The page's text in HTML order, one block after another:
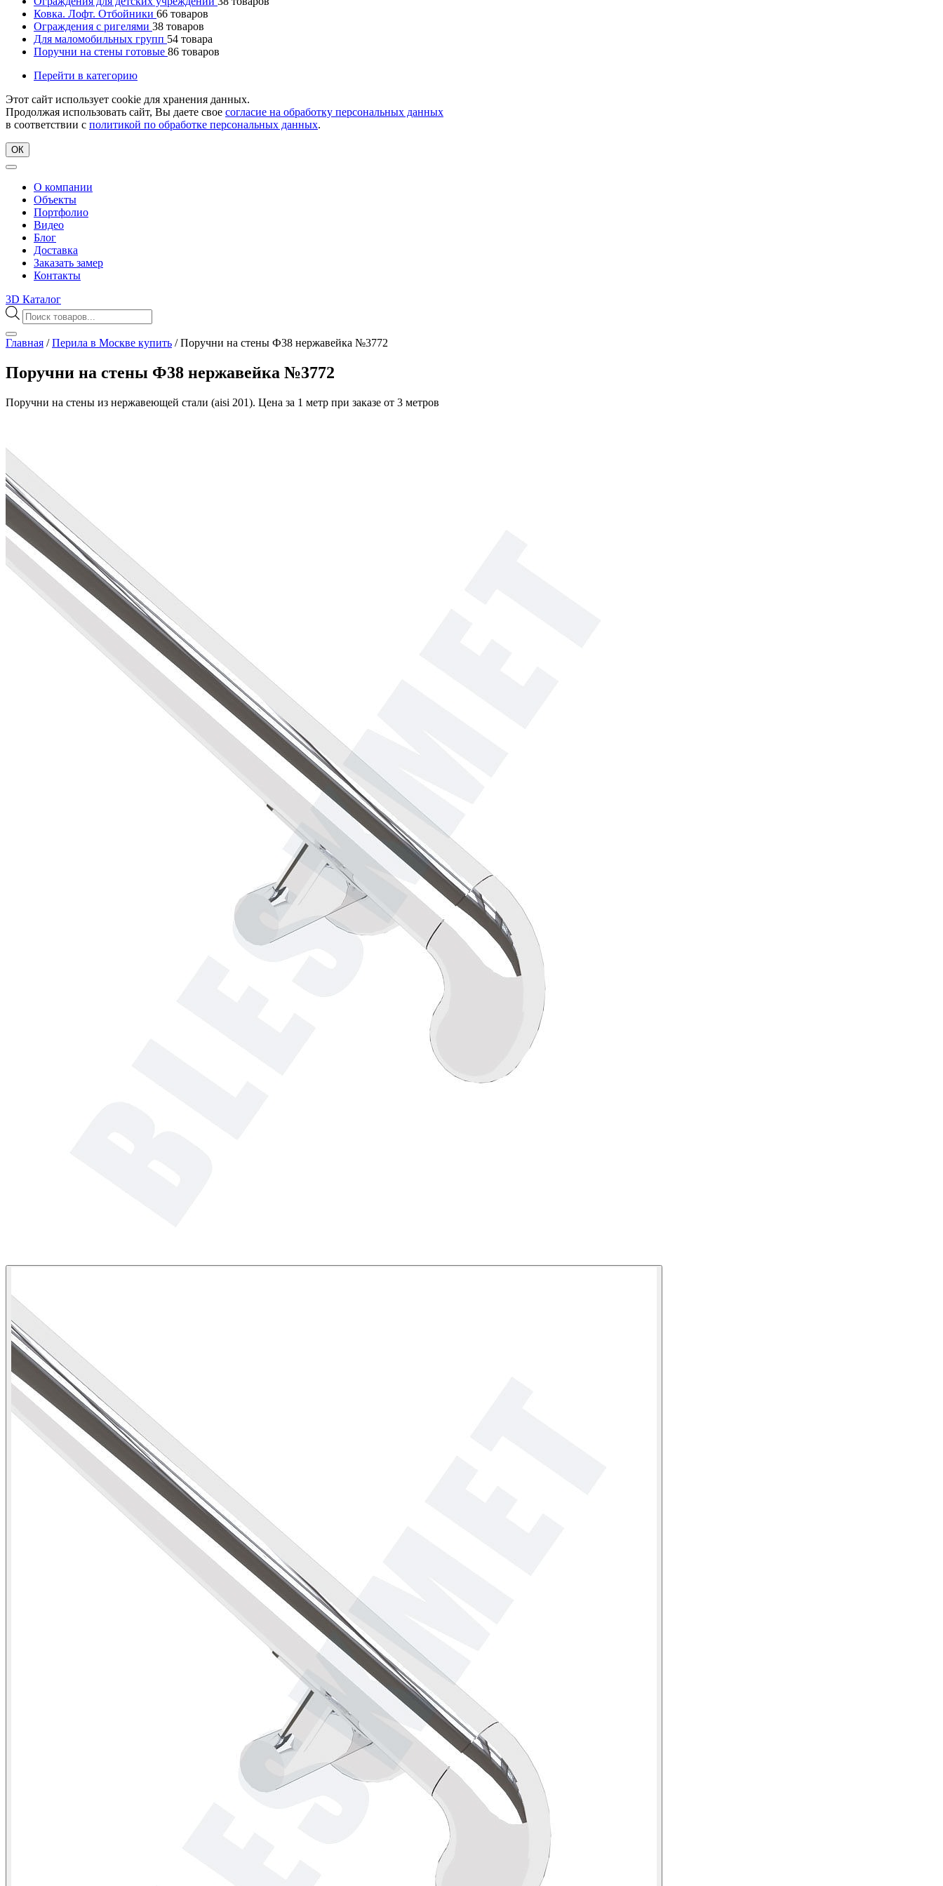
Ковка. Лофт. Отбойники 66 товаров
Ограждения с ригелями 38 товаров
Для маломобильных групп 54 товара
Поручни на стены готовые 86 товаров
Перейти в категорию
Этот сайт использует cookie для хранения данных.
Продолжая использовать сайт, Вы даете свое согласие на обработку персональных данных
в соответствии с политикой по обработке персональных данных.
ОК
О компании
Объекты
Портфолио
Видео
Блог
Доставка
Заказать замер
Контакты
3D Каталог
Поиск
товаров
Главная /Перила в Москве купить /Поручни на стены Ф38 нержавейка №3772
Поручни на стены Ф38 нержавейка №3772
Поручни на стены из нержавеющей стали (aisi 201). Цена за 1 метр при заказе от 3 метров